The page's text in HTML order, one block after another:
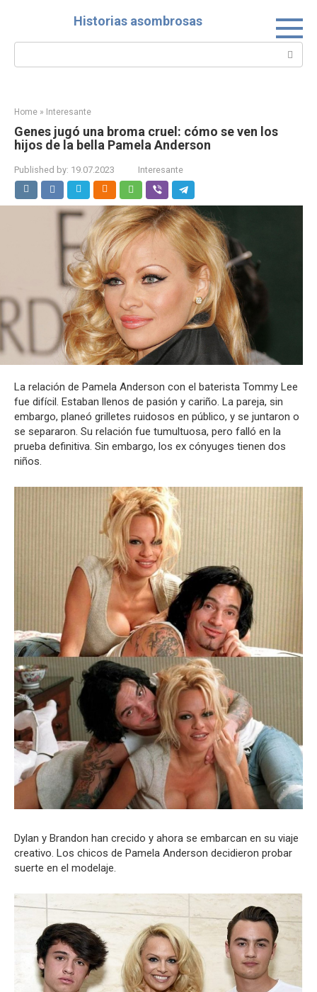
Historias asombrosas
Search:
Home » Interesante
Genes jugó una broma cruel: cómo se ven los
hijos de la bella Pamela Anderson
Published by: 19.07.2023 Interesante
La relación de Pamela Anderson con el baterista Tommy Lee
fue difícil. Estaban llenos de pasión y cariño. La pareja, sin
embargo, planeó grilletes ruidosos en público, y se juntaron o
se separaron. Su relación fue tumultuosa, pero falló en la
prueba definitiva. Sin embargo, los ex cónyuges tienen dos
niños.
Dylan y Brandon han crecido y ahora se embarcan en su viaje
creativo. Los chicos de Pamela Anderson decidieron probar
suerte en el modelaje.